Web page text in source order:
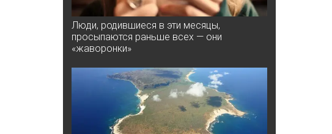
Люди, родившиеся в эти месяцы,
просыпаются раньше всех — они
«жаворонки»